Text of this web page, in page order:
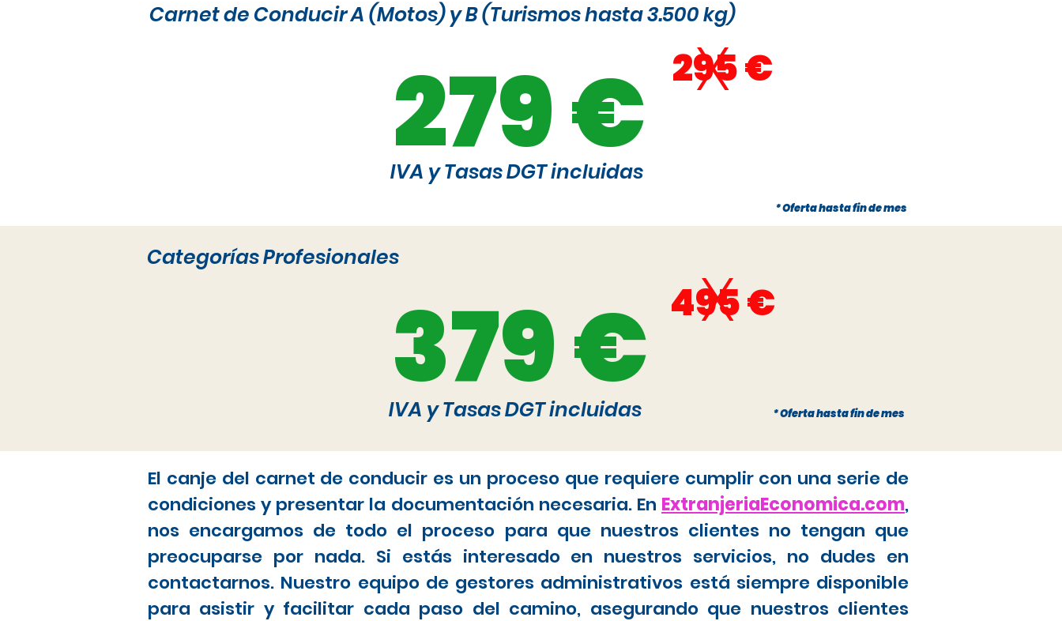
Carnet de Conducir A (Motos) y B (Turismos hasta 3.500 kg)
279 € 295 €
x
IVA y Tasas DGT incluidas
* Oferta hasta fin de mes
* Oferta hasta fin de mes
Categorías Profesionales
379 € 495 €
x
IVA y Tasas DGT incluidas
El canje del carnet de conducir es un proceso que requiere cumplir con una serie de
condiciones y presentar la documentación necesaria. En ExtranjeriaEconomica.com,
nos encargamos de todo el proceso para que nuestros clientes no tengan que
preocuparse por nada. Si estás interesado en nuestros servicios, no dudes en
contactarnos. Nuestro equipo de gestores administrativos está siempre disponible
para asistir y facilitar cada paso del camino, asegurando que nuestros clientes